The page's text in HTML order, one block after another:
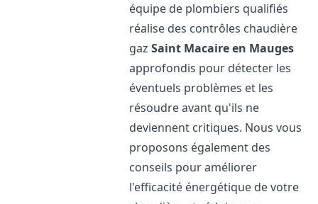
équipe de plombiers qualifiés
réalise des contrôles chaudière
gazSaint Macaire en Mauges
approfondis pour détecter les
éventuels problèmes et les
résoudre avant qu'ils ne
deviennent critiques. Nous vous
proposons également des
conseils pour améliorer
l'efficacité énergétique de votre